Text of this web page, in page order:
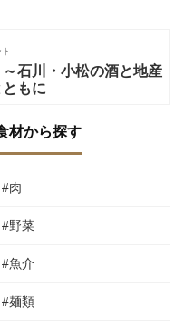
～石川・小松の酒と地産
もに
材から探す
#肉
#野菜
#魚介
#麺類